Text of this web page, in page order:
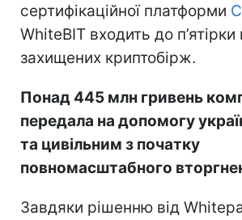
сертифікаційної платформи
WhiteBIT входить до п’ятірки
захищених криптобірж.
Понад 445 млн гривень
передала на допомогу
та цивільним з початку
повномасштабного
Завдяки рішенню від